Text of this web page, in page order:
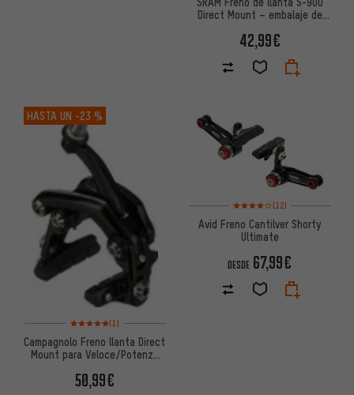
Direct Mount – embalaje de
42,99€
HASTA UN -23 %
Valoración media: 5 de 5 basada en 1 reseñas
(1)
Campagnolo Freno llanta Direct
Mount para Veloce/Potenza
50,99€
Valoración media: 4 de 5
(12)
Avid Freno Cantilver Shorty
Ultimate
DESDE 67,99€